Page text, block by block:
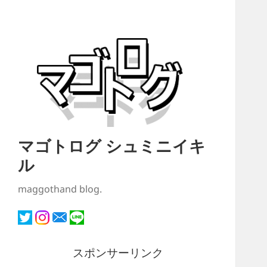
マゴトログ シュミニイキ
ル
maggothand blog.
スポンサーリンク